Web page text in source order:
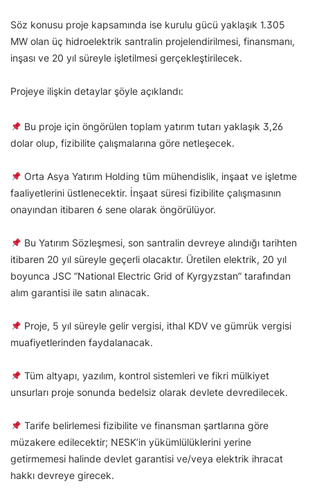
Söz konusu proje kapsamında ise kurulu gücü yaklaşık 1.305
MW olan üç hidroelektrik santralin projelendirilmesi, finansmanı,
inşası ve 20 yıl süreyle işletilmesi gerçekleştirilecek.
Projeye ilişkin detaylar şöyle açıklandı:
Bu proje için öngörülen toplam yatırım tutarı yaklaşık 3,26
dolar olup, fizibilite çalışmalarına göre netleşecek.
Orta Asya Yatırım Holding tüm mühendislik, inşaat ve işletme
faaliyetlerini üstlenecektir. İnşaat süresi fizibilite çalışmasının
onayından itibaren 6 sene olarak öngörülüyor.
Bu Yatırım Sözleşmesi, son santralin devreye alındığı tarihten
itibaren 20 yıl süreyle geçerli olacaktır. Üretilen elektrik, 20 yıl
boyunca JSC “National Electric Grid of Kyrgyzstan” tarafından
alım garantisi ile satın alınacak.
Proje, 5 yıl süreyle gelir vergisi, ithal KDV ve gümrük vergisi
muafiyetlerinden faydalanacak.
Tüm altyapı, yazılım, kontrol sistemleri ve fikri mülkiyet
unsurları proje sonunda bedelsiz olarak devlete devredilecek.
Tarife belirlemesi fizibilite ve finansman şartlarına göre
müzakere edilecektir; NESK’in yükümlülüklerini yerine
getirmemesi halinde devlet garantisi ve/veya elektrik ihracat
hakkı devreye girecek.